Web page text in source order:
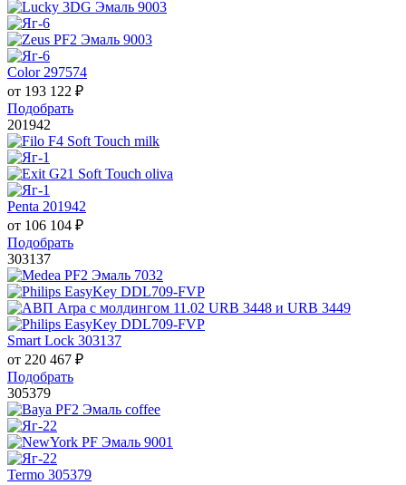
Color 297574
от 193 122 ₽
Подобрать
201942
Penta 201942
от 106 104 ₽
Подобрать
303137
Smart Lock 303137
от 220 467 ₽
Подобрать
305379
Termo 305379